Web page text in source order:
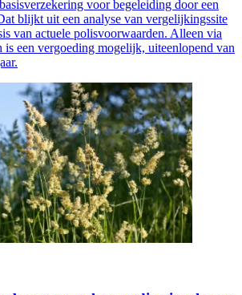
voor begeleiding door een
blijkt uit een analyse van vergelijkingssite
van actuele polisvoorwaarden. Alleen via
is een vergoeding mogelijk, uiteenlopend van